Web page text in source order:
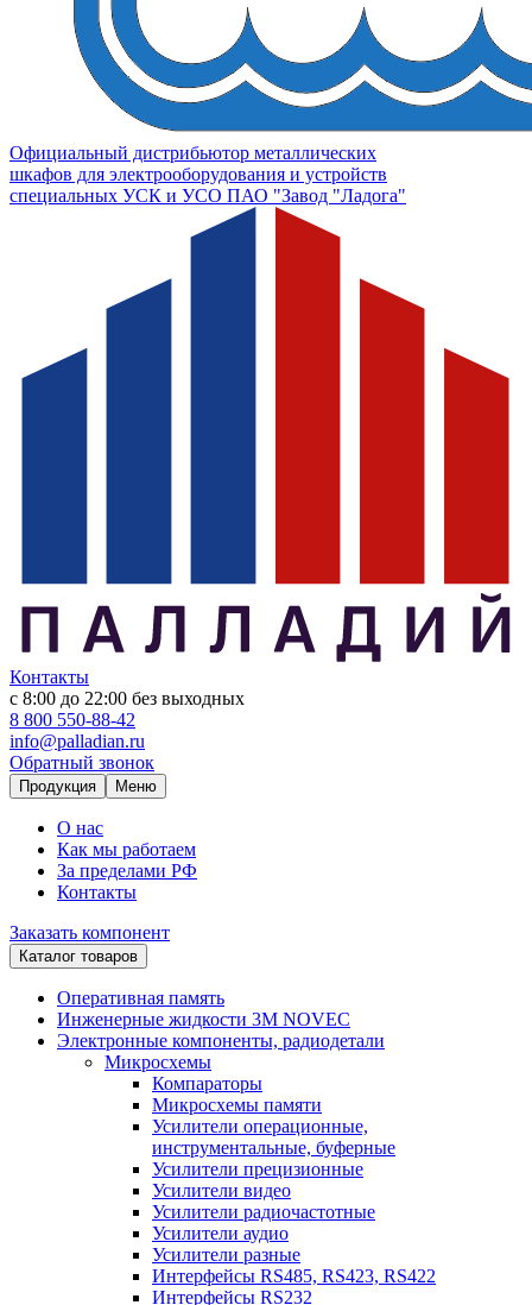
Официальный дистрибьютор металлических
шкафов для электрооборудования и устройств
специальных УСК и УСО ПАО "Завод "Ладога"
Контакты
с 8:00 до 22:00 без выходных
8 800 550-88-42
info@palladian.ru
Обратный звонок
Продукция Меню
О нас
Как мы работаем
За пределами РФ
Контакты
Заказать компонент
Каталог товаров
Оперативная память
Инженерные жидкости 3M NOVEC
Электронные компоненты, радиодетали
Микросхемы
Компараторы
Микросхемы памяти
Усилители операционные,
инструментальные, буферные
Усилители прецизионные
Усилители видео
Усилители радиочастотные
Усилители аудио
Усилители разные
Интерфейсы RS485, RS423, RS422
Интерфейсы RS232